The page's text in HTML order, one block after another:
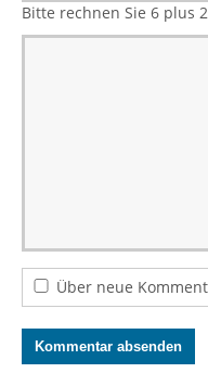
Bitte rechnen Sie 6 plus
Über neue